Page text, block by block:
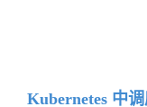
Kubernetes 中